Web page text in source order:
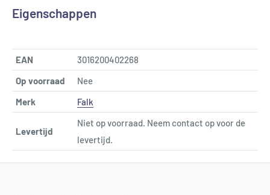
Eigenschappen
EAN
3016200402268
Op voorraad
Nee
Merk
Falk
Levertijd
Niet op voorraad. Neem contact op voor de
levertijd.